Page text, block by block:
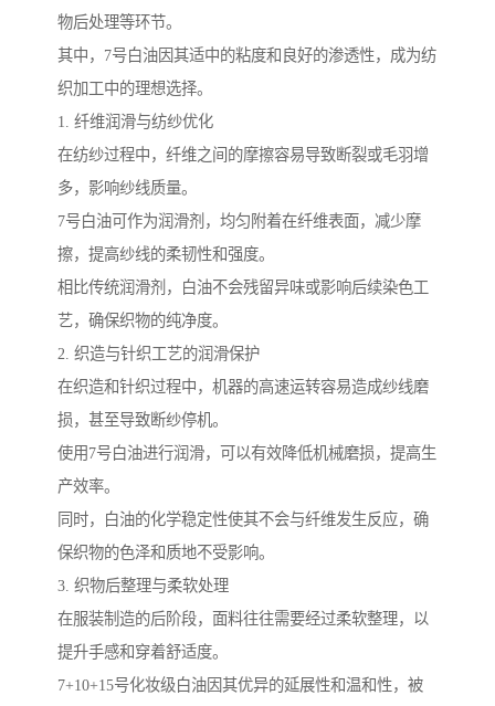
物后处理等环节。
其中，7号白油因其适中的粘度和良好的渗透性，成为纺
织加工中的理想选择。
1. 纤维润滑与纺纱优化
在纺纱过程中，纤维之间的摩擦容易导致断裂或毛羽增
多，影响纱线质量。
7号白油可作为润滑剂，均匀附着在纤维表面，减少摩
擦，提高纱线的柔韧性和强度。
相比传统润滑剂，白油不会残留异味或影响后续染色工
艺，确保织物的纯净度。
2. 织造与针织工艺的润滑保护
在织造和针织过程中，机器的高速运转容易造成纱线磨
损，甚至导致断纱停机。
使用7号白油进行润滑，可以有效降低机械磨损，提高生
产效率。
同时，白油的化学稳定性使其不会与纤维发生反应，确
保织物的色泽和质地不受影响。
3. 织物后整理与柔软处理
在服装制造的后阶段，面料往往需要经过柔软整理，以
提升手感和穿着舒适度。
7+10+15号化妆级白油因其优异的延展性和温和性，被